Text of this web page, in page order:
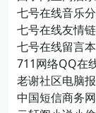
七号在线音乐
七号在线友情
七号在线留言
711网络QQ在
老谢社区电脑
中国短信商务